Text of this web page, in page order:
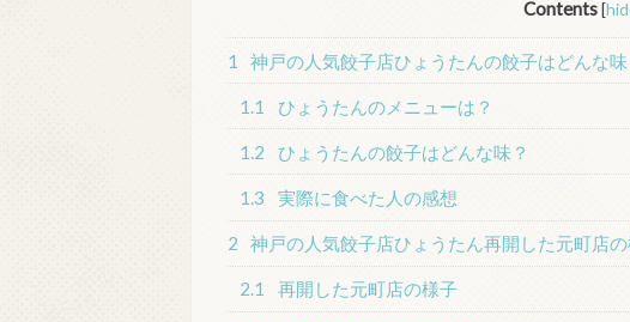
Contents [
1 神戸の人気餃子店ひょうたんの餃子はどんな味
1.1 ひょうたんのメニューは？
1.2 ひょうたんの餃子はどんな味？
1.3 実際に食べた人の感想
2 神戸の人気餃子店ひょうたん再開した元町店
2.1 再開した元町店の様子